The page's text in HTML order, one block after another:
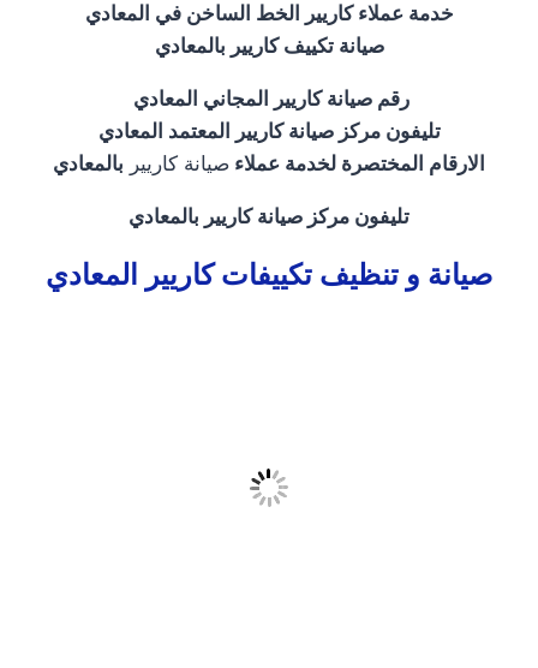
خدمة عملاء كاريير الخط الساخن في المعادي
صيانة تكييف كاريير بالمعادي
رقم صيانة كاريير المجاني المعادي
تليفون مركز صيانة كاريير المعتمد المعادي
الارقام المختصرة لخدمة عملاء صيانة كاريير بالمعادي
تليفون مركز صيانة كاريير بالمعادي
صيانة و تنظيف تكييفات كاريير المعادي